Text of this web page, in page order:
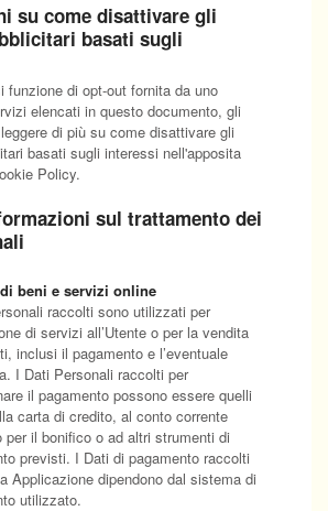
su come disattivare gli
basati sugli
funzione di opt-out fornita da uno
elencati in questo documento, gli
di più su come disattivare gli
basati sugli interessi nell'apposita
Policy.
sul trattamento dei
beni e servizi online
raccolti sono utilizzati per
di servizi all’Utente o per la vendita
inclusi il pagamento e l’eventuale
I Dati Personali raccolti per
il pagamento possono essere quelli
carta di credito, al conto corrente
per il bonifico o ad altri strumenti di
previsti. I Dati di pagamento raccolti
Applicazione dipendono dal sistema di
utilizzato.